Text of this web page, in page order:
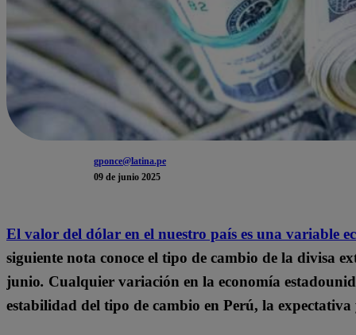
gponce@latina.pe
09 de junio 2025
El valor del dólar en el nuestro país es una variable
siguiente nota conoce el tipo de cambio de la divisa
junio. Cualquier variación en la economía
estabilidad del tipo de cambio en Perú, la expectativa